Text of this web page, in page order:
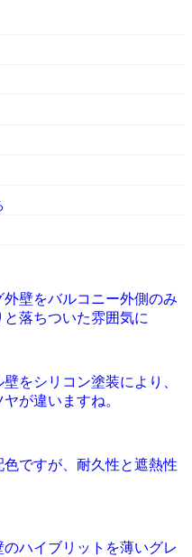
壁をバルコニー外側のみ
落ちついた雰囲気に
をシリコン塗装により、
が違いますね。
ですが、耐久性と遮熱性
ハイブリットを薄いグレ